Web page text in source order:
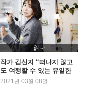
말하기와 듣기에 대해서
― 엄기호(사회학자)와 함께
불안에 대해서
― 홍기빈(정치경제학자)와
우리라는 별자리에 대해서
읽다
작가 김신지 “떠나지 않고
도 여행할 수 있는 유일한
방법”
2021년 03월 08일